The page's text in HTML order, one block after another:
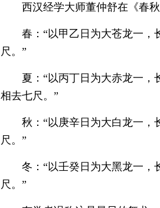
西汉经学大师董仲舒在《春
春：“以甲乙日为大苍龙一，
尺。”
夏：“以丙丁日为大赤龙一，
相去七尺。”
秋：“以庚辛日为大白龙一
尺。”
冬：“以壬癸日为大黑龙一
尺。”